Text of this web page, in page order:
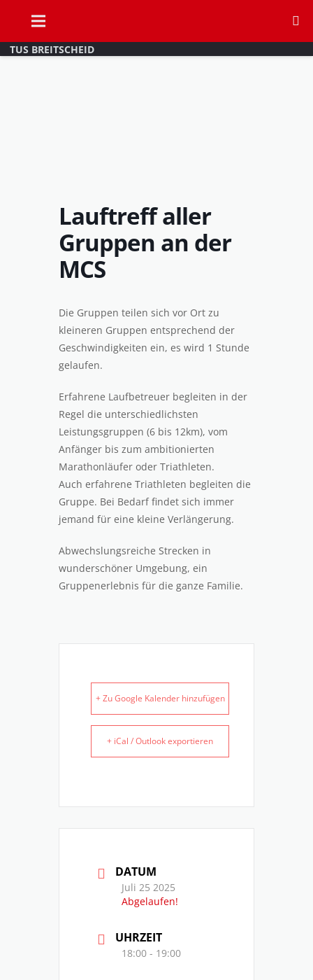
TUS BREITSCHEID
Lauftreff aller
Gruppen an der
MCS
Die Gruppen teilen sich vor Ort zu
kleineren Gruppen entsprechend der
Geschwindigkeiten ein, es wird 1 Stunde
gelaufen.
Erfahrene Laufbetreuer begleiten in der
Regel die unterschiedlichsten
Leistungsgruppen (6 bis 12km), vom
Anfänger bis zum ambitionierten
Marathonläufer oder Triathleten.
Auch erfahrene Triathleten begleiten die
Gruppe. Bei Bedarf findet sich immer
jemand für eine kleine Verlängerung.
Abwechslungsreiche Strecken in
wunderschöner Umgebung, ein ​
Gruppenerlebnis für die ganze Familie.
+ Zu Google Kalender hinzufügen
+ iCal / Outlook exportieren
DATUM
Juli 25 2025
Abgelaufen!
UHRZEIT
18:00 - 19:00